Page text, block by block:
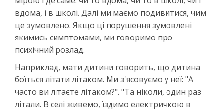
вдома, і в школі. Далі ми маємо подивитися, чим
це зумовлено. Якщо ці порушення зумовлені
якимись симптомами, ми говоримо про
психічний розлад.
Наприклад, мати дитини говорить, що дитина
боїться літати літаком. Ми з'ясовуємо у неї: "А
часто ви літаєте літаком?". "Та ніколи, один раз
літали. В селі живемо, їздимо електричкою в